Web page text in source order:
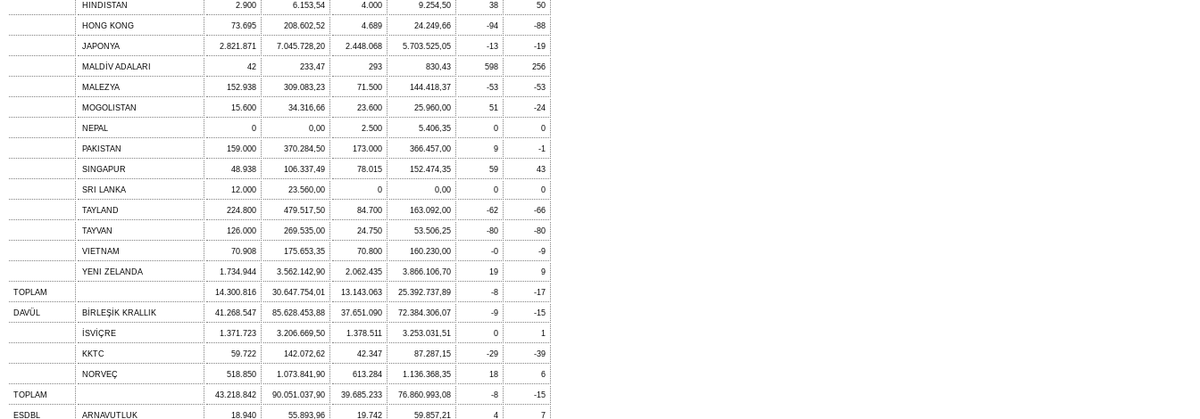
HINDISTAN 2.900 6.153,54 4.000 9.254,50 38 50
HONG KONG 73.695 208.602,52 4.689 24.249,66 -94 -88
JAPONYA 2.821.871 7.045.728,20 2.448.068 5.703.525,05 -13 -19
MALDİV ADALARI 42 233,47 293 830,43 598 256
MALEZYA 152.938 309.083,23 71.500 144.418,37 -53 -53
MOGOLISTAN 15.600 34.316,66 23.600 25.960,00 51 -24
NEPAL 0 0,00 2.500 5.406,35 0 0
PAKISTAN 159.000 370.284,50 173.000 366.457,00 9 -1
SINGAPUR 48.938 106.337,49 78.015 152.474,35 59 43
SRI LANKA 12.000 23.560,00 0 0,00 0 0
TAYLAND 224.800 479.517,50 84.700 163.092,00 -62 -66
TAYVAN 126.000 269.535,00 24.750 53.506,25 -80 -80
VIETNAM 70.908 175.653,35 70.800 160.230,00 -0 -9
YENI ZELANDA 1.734.944 3.562.142,90 2.062.435 3.866.106,70 19 9
TOPLAM 14.300.816 30.647.754,01 13.143.063 25.392.737,89 -8 -17
DAVÜL BİRLEŞİK KRALLIK 41.268.547 85.628.453,88 37.651.090 72.384.306,07 -9 -15
İSVİÇRE 1.371.723 3.206.669,50 1.378.511 3.253.031,51 0 1
KKTC 59.722 142.072,62 42.347 87.287,15 -29 -39
NORVEÇ 518.850 1.073.841,90 613.284 1.136.368,35 18 6
TOPLAM 43.218.842 90.051.037,90 39.685.233 76.860.993,08 -8 -15
ESDBL ARNAVUTLUK 18.940 55.893,96 19.742 59.857,21 4 7